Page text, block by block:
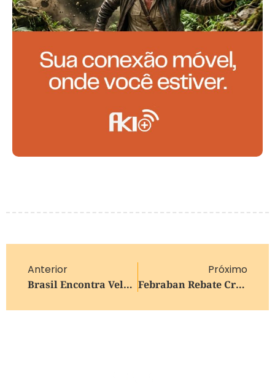
Anterior
Brasil Encontra Velhos Conhecidos No Grupo C Da Copa Do Mundo
Próximo
Febraban Rebate Críticas Dos EUA Ao Pix E Nega Barreira À Concorrência